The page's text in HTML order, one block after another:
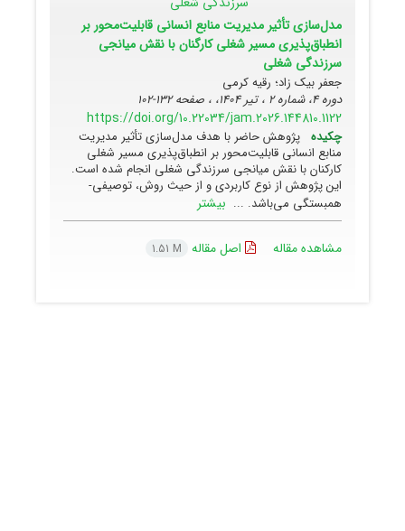
مدل‌سازی تأثیر مدیریت منابع انسانی قابلیت‌محور بر
انطباق‌پذیری مسیر شغلی کارگنان با نقش میانجی
سرزندگی شغلی
جعفر بیک زاد؛ رقیه کرمی
دوره 4، شماره 2 ، تیر 1404، ، صفحه
132-102
https://doi.org/10.22034/jam.2026.144810.1122
چکیده پژوهش حاضر با هدف مدل‌سازی تأثیر مدیریت
منابع انسانی قابلیت‌محور بر انطباق‌پذیری مسیر شغلی
کارکنان با نقش میانجی سرزندگی شغلی انجام شده است.
این پژوهش از نوع کاربردی و از حیث روش، توصیفی-
همبستگی می‌باشد. ... بیشتر
مشاهده مقاله اصل مقاله 1.51 M